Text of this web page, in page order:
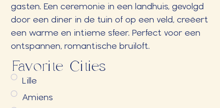
gasten. Een ceremonie in een landhuis, gevolgd
door een diner in de tuin of op een veld, creëert
een warme en intieme sfeer. Perfect voor een
ontspannen, romantische bruiloft.
Favorite Cities
Lille
Amiens